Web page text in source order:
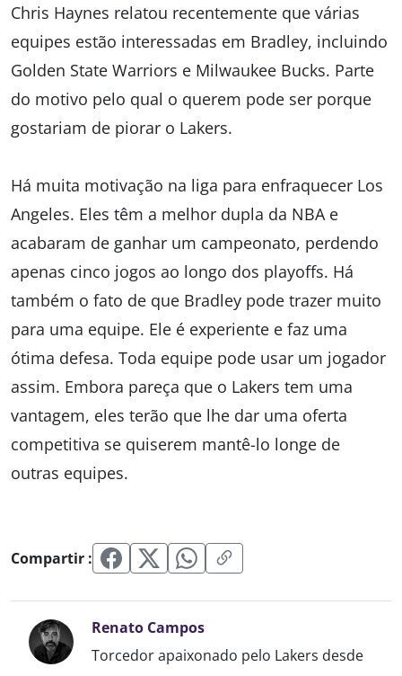
Chris Haynes relatou recentemente que várias
equipes estão interessadas em Bradley, incluindo
Golden State Warriors e Milwaukee Bucks. Parte
do motivo pelo qual o querem pode ser porque
gostariam de piorar o Lakers.
Há muita motivação na liga para enfraquecer Los
Angeles. Eles têm a melhor dupla da NBA e
acabaram de ganhar um campeonato, perdendo
apenas cinco jogos ao longo dos playoffs. Há
também o fato de que Bradley pode trazer muito
para uma equipe. Ele é experiente e faz uma
ótima defesa. Toda equipe pode usar um jogador
assim. Embora pareça que o Lakers tem uma
vantagem, eles terão que lhe dar uma oferta
competitiva se quiserem mantê-lo longe de
outras equipes.
Compartir :
Renato Campos
Torcedor apaixonado pelo Lakers desde